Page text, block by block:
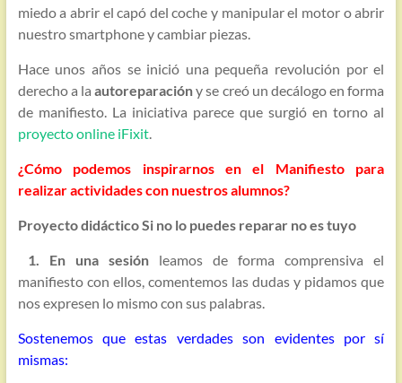
miedo a abrir el capó del coche y manipular el motor o abrir
nuestro smartphone y cambiar piezas.
Hace unos años se inició una pequeña revolución por el
derecho a laautoreparacióny se creó un decálogo en forma
de manifiesto. La iniciativa parece que surgió en torno al
proyecto online iFixit.
¿Cómo podemos inspirarnos en el Manifiesto para
realizar actividades con nuestros alumnos?
Proyecto didáctico Si no lo puedes reparar no es tuyo
1. En una sesiónleamos de forma comprensiva el
manifiesto con ellos, comentemos las dudas y pidamos que
nos expresen lo mismo con sus palabras.
Sostenemos que estas verdades son evidentes por sí
mismas: